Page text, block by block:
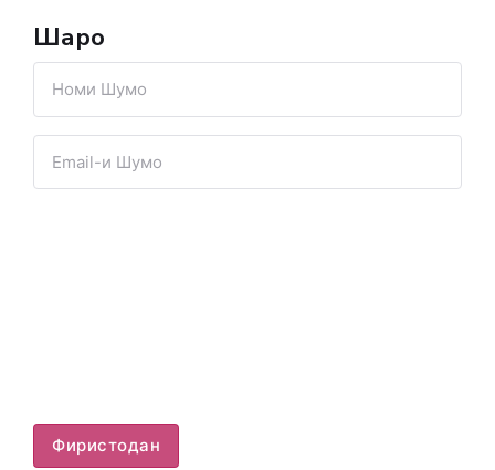
Шарҳҳо
Фиристодан